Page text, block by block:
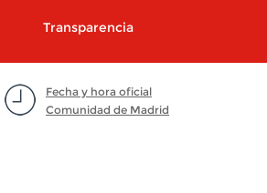
Transparencia
Fecha y hora oficial
Comunidad de Madrid